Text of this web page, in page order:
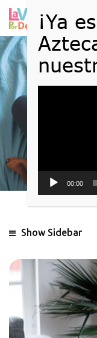
Show Sidebar
00:00